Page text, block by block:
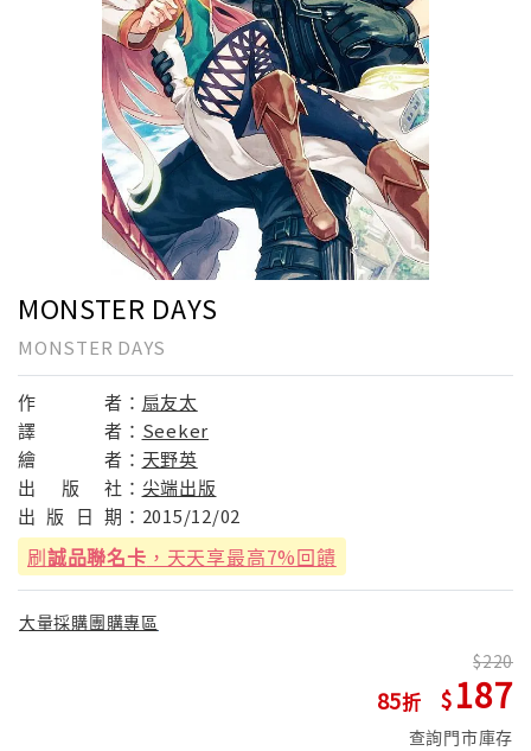
MONSTER DAYS
MONSTER DAYS
作 者： 扇友太
譯
者： Seeker
繪
者： 天野英
出
版 社： 尖端出版
出 版 日 期： 2015/12/02
刷誠品聯名卡 ，天天享最高7%回饋
大量採購團購專區
85
220
187
查詢門市庫存